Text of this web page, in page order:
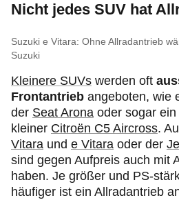
Nicht jedes SUV hat
Suzuki e Vitara: Ohne Allradantrieb
Suzuki
Kleinere SUVs werden oft
Frontantrieb angeboten, wie
der Seat Arona oder sogar
kleiner Citroën C5 Aircross.
Vitara und e Vitara oder der
sind gegen Aufpreis auch mit
haben. Je größer und PS-
häufiger ist ein Allradantrieb